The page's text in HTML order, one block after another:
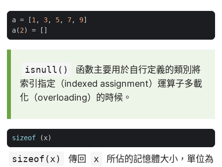
a = [1, 3, 5, 7, 9]
a(2) = []
isnull()
函數主要用於自行定義的類別將
索引指定（indexed assignment）運算子多載
化（overloading）的時候。
sizeof (x)
sizeof(x) 傳回 x
所佔的記憶體大小，單位為